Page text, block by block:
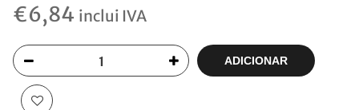
€6,84 inclui IVA
ADICIONAR